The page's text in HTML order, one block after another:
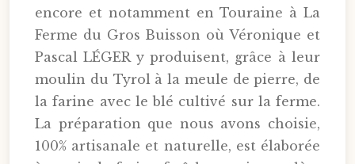
encore et notamment en Touraine à La
Ferme du Gros Buisson où Véronique et
Pascal LÉGER y produisent, grâce à leur
moulin du Tyrol à la meule de pierre, de
la farine avec le blé cultivé sur la ferme.
La préparation que nous avons choisie,
100% artisanale et naturelle, est élaborée